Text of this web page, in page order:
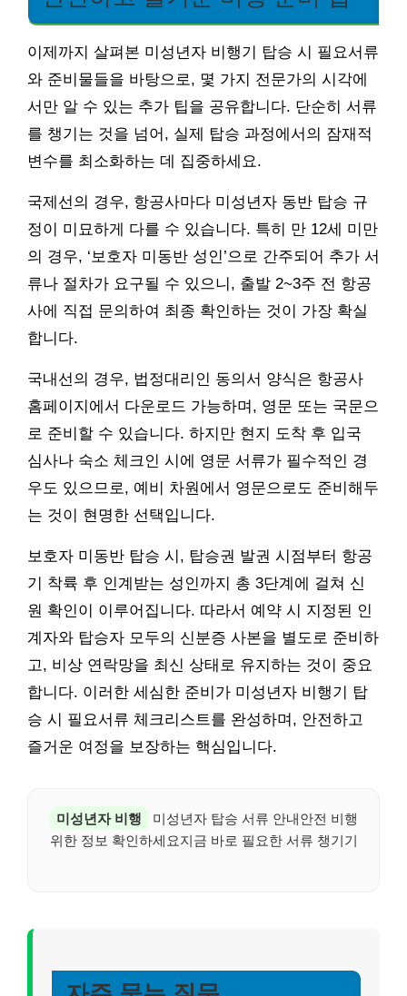
이제까지 살펴본 미성년자 비행기 탑승 시 필요서류
와 준비물들을 바탕으로, 몇 가지 전문가의 시각에
서만 알 수 있는 추가 팁을 공유합니다. 단순히 서류
를 챙기는 것을 넘어, 실제 탑승 과정에서의 잠재적
변수를 최소화하는 데 집중하세요.
국제선의 경우, 항공사마다 미성년자 동반 탑승 규
정이 미묘하게 다를 수 있습니다. 특히 만 12세 미만
의 경우, ‘보호자 미동반 성인’으로 간주되어 추가 서
류나 절차가 요구될 수 있으니, 출발 2~3주 전 항공
사에 직접 문의하여 최종 확인하는 것이 가장 확실
합니다.
국내선의 경우, 법정대리인 동의서 양식은 항공사
홈페이지에서 다운로드 가능하며, 영문 또는 국문으
로 준비할 수 있습니다. 하지만 현지 도착 후 입국
심사나 숙소 체크인 시에 영문 서류가 필수적인 경
우도 있으므로, 예비 차원에서 영문으로도 준비해두
는 것이 현명한 선택입니다.
보호자 미동반 탑승 시, 탑승권 발권 시점부터 항공
기 착륙 후 인계받는 성인까지 총 3단계에 걸쳐 신
원 확인이 이루어집니다. 따라서 예약 시 지정된 인
계자와 탑승자 모두의 신분증 사본을 별도로 준비하
고, 비상 연락망을 최신 상태로 유지하는 것이 중요
합니다. 이러한 세심한 준비가 미성년자 비행기 탑
승 시 필요서류 체크리스트를 완성하며, 안전하고
즐거운 여정을 보장하는 핵심입니다.
미성년자 비행
미성년자 탑승 서류 안내안전 비행
위한 정보 확인하세요지금 바로 필요한 서류 챙기기